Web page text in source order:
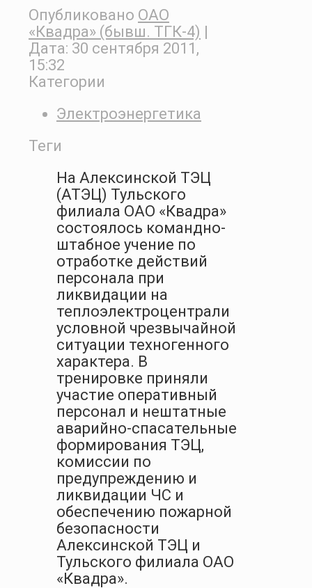
Опубликовано ОАО
«Квадра» (бывш. ТГК-4) |
Дата: 30 сентября 2011,
15:32
Категории
Электроэнергетика
Теги
На Алексинской ТЭЦ
(АТЭЦ) Тульского
филиала ОАО «Квадра»
состоялось командно-
штабное учение по
отработке действий
персонала при
ликвидации на
теплоэлектроцентрали
условной чрезвычайной
ситуации техногенного
характера. В
тренировке приняли
участие оперативный
персонал и нештатные
аварийно-спасательные
формирования ТЭЦ,
комиссии по
предупреждению и
ликвидации ЧС и
обеспечению пожарной
безопасности
Алексинской ТЭЦ и
Тульского филиала ОАО
«Квадра».